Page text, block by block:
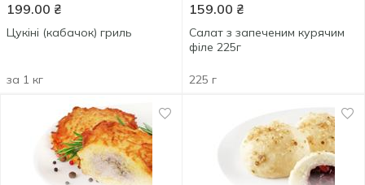
199.00 ₴
Цукіні (кабачок) гриль
за 1 кг
159.00 ₴
Салат з запеченим курячим
філе 225г
225 г